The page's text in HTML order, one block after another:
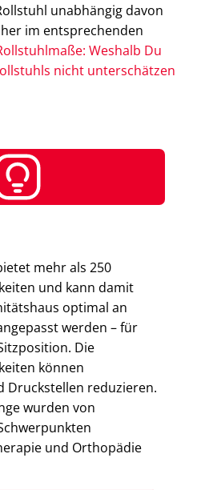
unabhängig davon
im entsprechenden
Weshalb Du
nicht unterschätzen
mehr als 250
und kann damit
optimal an
werden – für
Die
können
Druckstellen reduzieren.
wurden von
und Orthopädie